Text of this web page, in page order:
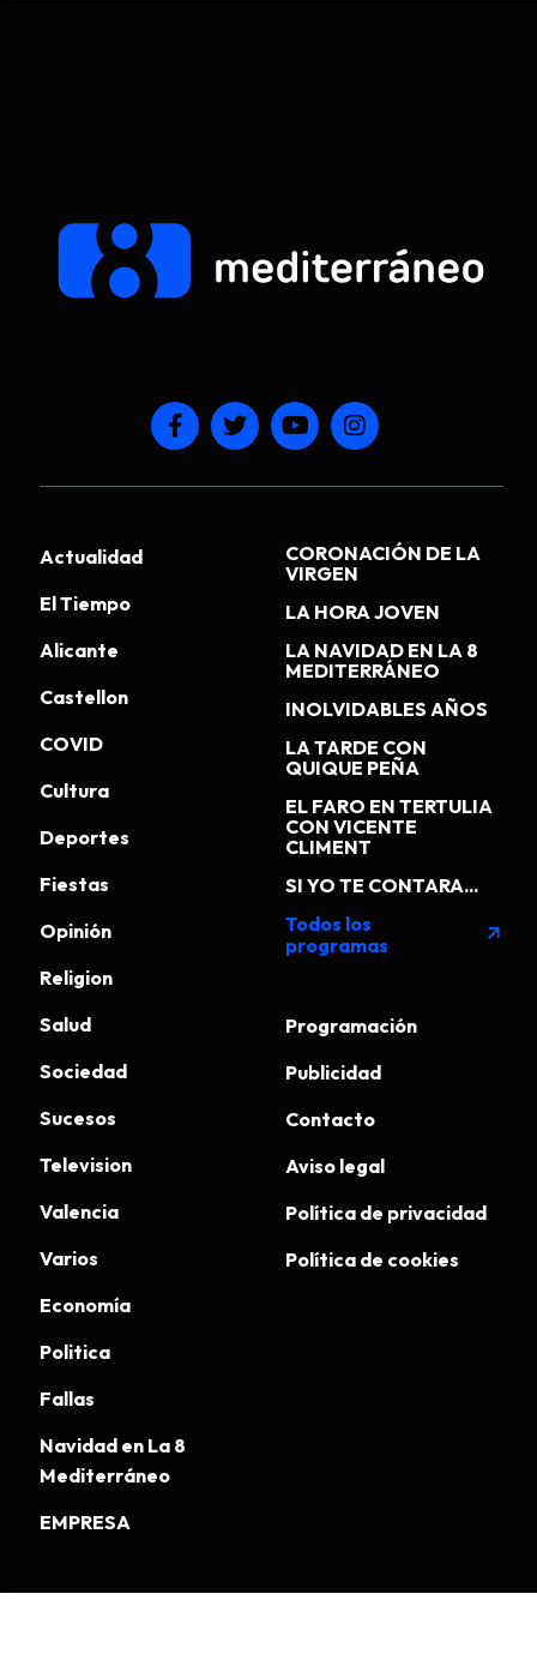
Actualidad
El Tiempo
Alicante
Castellon
COVID
Cultura
Deportes
Fiestas
Opinión
Religion
Salud
Sociedad
Sucesos
Television
Valencia
Varios
Economía
Politica
Fallas
Navidad en La 8
Mediterráneo
EMPRESA
CORONACIÓN DE LA
VIRGEN
LA HORA JOVEN
LA NAVIDAD EN LA 8
MEDITERRÁNEO
INOLVIDABLES AÑOS
LA TARDE CON
QUIQUE PEÑA
EL FARO EN TERTULIA
CON VICENTE
CLIMENT
SI YO TE CONTARA...
Todos los
programas
arrow_outward
Programación
Publicidad
Contacto
Aviso legal
Política de privacidad
Política de cookies